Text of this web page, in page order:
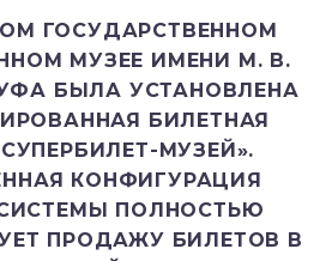
ГОСУДАРСТВЕННОМ
МУЗЕЕ ИМЕНИ М. В.
БЫЛА УСТАНОВЛЕНА
БИЛЕТНАЯ
МУЗЕЙ».
КОНФИГУРАЦИЯ
ПОЛНОСТЬЮ
ПРОДАЖУ БИЛЕТОВ В